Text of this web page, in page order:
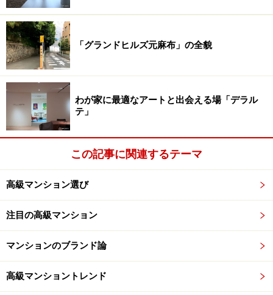
「グランドヒルズ元麻布」の全貌
わが家に最適なアートと出会える場「デラル
テ」
この記事に関連するテーマ
高級マンション選び
注目の高級マンション
マンションのブランド論
高級マンショントレンド